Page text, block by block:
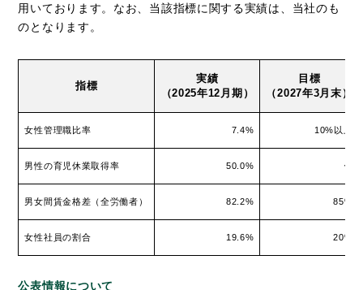
用いております。なお、当該指標に関する実績は、当社のも
のとなります。
指標
実績
（2025年12月期）
目標
（2027年3月末）
女性管理職比率 7.4% 10%以上
男性の育児休業取得率 50.0% ー
男女間賃金格差（全労働者） 82.2% 85%
女性社員の割合 19.6% 20%
公表情報について